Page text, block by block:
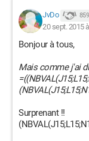
JvDo 859
20 sept. 2015
Bonjour à tous,
Mais comme j'ai
Surprenant !!